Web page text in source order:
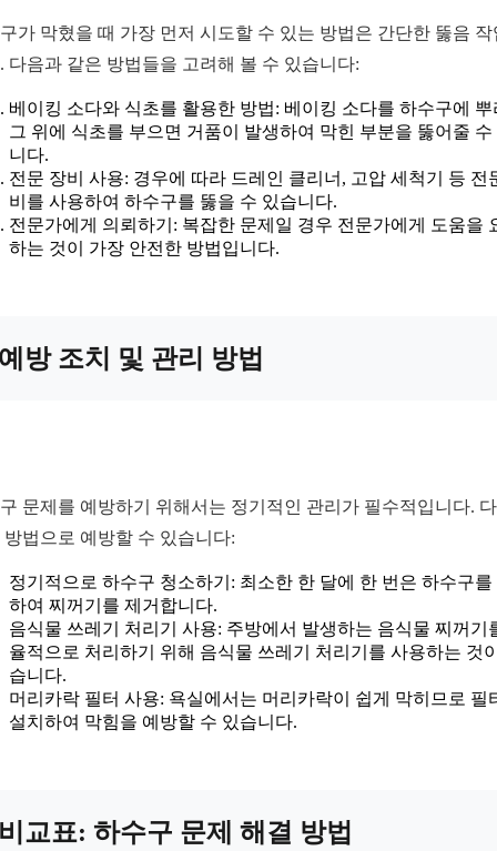
가 막혔을 때 가장 먼저 시도할 수 있는 방법은 간단한 뚫음 작
다음과 같은 방법들을 고려해 볼 수 있습니다:
베이킹 소다와 식초를 활용한 방법: 베이킹 소다를 하수구에 뿌
그 위에 식초를 부으면 거품이 발생하여 막힌 부분을 뚫어줄 수
니다.
전문 장비 사용: 경우에 따라 드레인 클리너, 고압 세척기 등 전
비를 사용하여 하수구를 뚫을 수 있습니다.
전문가에게 의뢰하기: 복잡한 문제일 경우 전문가에게 도움을
하는 것이 가장 안전한 방법입니다.
방 조치 및 관리 방법
문제를 예방하기 위해서는 정기적인 관리가 필수적입니다.
방법으로 예방할 수 있습니다:
정기적으로 하수구 청소하기: 최소한 한 달에 한 번은 하수구를
하여 찌꺼기를 제거합니다.
음식물 쓰레기 처리기 사용: 주방에서 발생하는 음식물 찌꺼기
율적으로 처리하기 위해 음식물 쓰레기 처리기를 사용하는 것
습니다.
머리카락 필터 사용: 욕실에서는 머리카락이 쉽게 막히므로 필
설치하여 막힘을 예방할 수 있습니다.
교표: 하수구 문제 해결 방법